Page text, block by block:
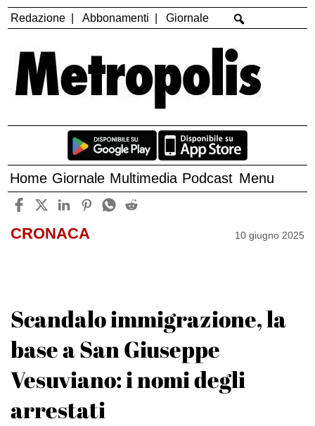
Redazione Abbonamenti Giornale
Home Giornale Multimedia Podcast Menu
CRONACA 10 giugno 2025
Scandalo immigrazione, la
base a San Giuseppe
Vesuviano: i nomi degli
arrestati